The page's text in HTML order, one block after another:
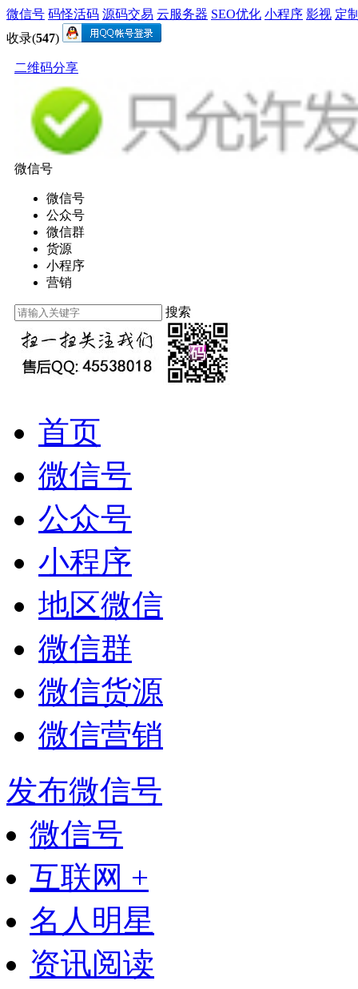
微信号 码怪活码 源码交易 云服务器 SEO优化 小程序 影视 定
收录(547)
二维码分享
微信号
微信号
公众号
微信群
货源
小程序
营销
搜索
首页
微信号
公众号
小程序
地区微信
微信群
微信货源
微信营销
发布微信号
微信号
互联网 +
名人明星
资讯阅读